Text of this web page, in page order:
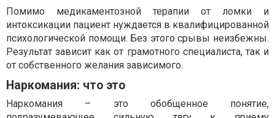
Помимо медикаментозной терапии от ломки и
интоксикации пациент нуждается в квалифицированной
психологической помощи. Без этого срывы неизбежны.
Результат зависит как от грамотного специалиста, так и
от собственного желания зависимого.
Наркомания: что это
Наркомания – это обобщенное понятие,